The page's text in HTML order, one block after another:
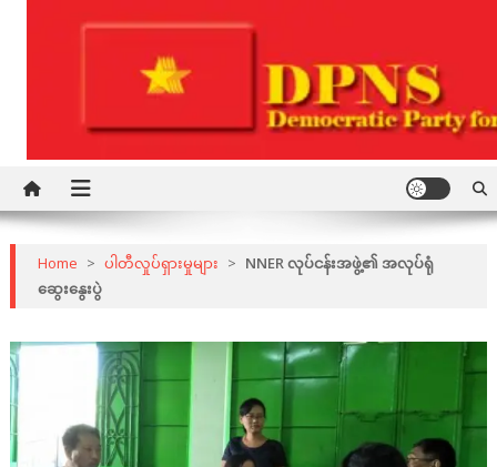
DPNS
Home > ပါတီလှုပ်ရှားမှုများ > NNER လုပ်ငန်းအဖွဲ့၏ အလုပ်ရုံ
ဆွေးနွေးပွဲ